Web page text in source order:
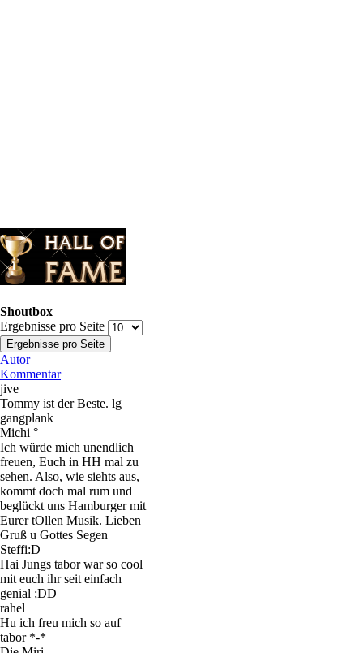
Shoutbox
Ergebnisse pro Seite
Autor
Kommentar
jive
Tommy ist der Beste. lg
gangplank
Michi °
Ich würde mich unendlich
freuen, Euch in HH mal zu
sehen. Also, wie siehts aus,
kommt doch mal rum und
beglückt uns Hamburger mit
Eurer tOllen Musik. Lieben
Gruß u Gottes Segen
Steffi:D
Hai Jungs tabor war so cool
mit euch ihr seit einfach
genial ;DD
rahel
Hu ich freu mich so auf
tabor *-*